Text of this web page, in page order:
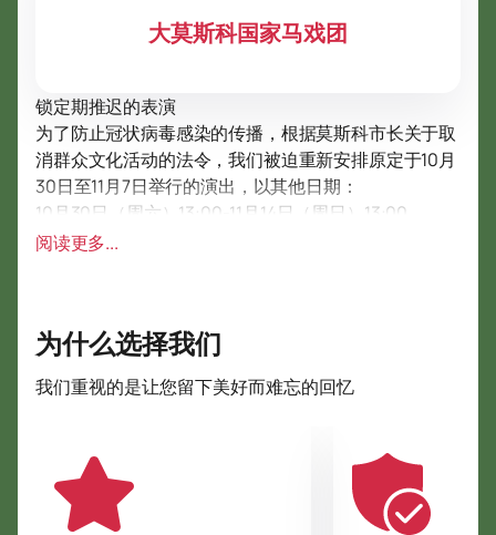
大莫斯科国家马戏团
锁定期推迟的表演
为了防止冠状病毒感染的传播，根据莫斯科市长关于取
消群众文化活动的法令，我们被迫重新安排原定于10月
30日至11月7日举行的演出，以其他日期：
10月30日（周六）13:00-11月14日（周日）13:00
10月30日（周六）17:00-11月14日（周日）17:00
11月4日（周四）13:00-11月20日（周六）13:00
11月4日（周四）17:00-11月20日（周六）17:00
11月5日（周五）13:00～11月27日（周六）13:00
11月6日（周六）13:00-11月28日（周日）13:00
11月6日（周六）17:00-12月4日（周六）17:00
11月7日（周日）13:00～11月13日（周六）13:00
阅读更多...
为什么选择我们
我们重视的是让您留下美好而难忘的回忆